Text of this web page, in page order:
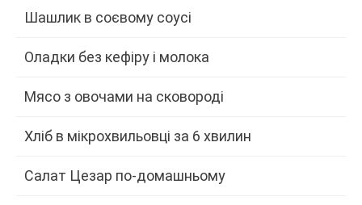
Шашлик в соєвому соусі
Оладки без кефіру і молока
Мясо з овочами на сковороді
Хліб в мікрохвильовці за 6 хвилин
Салат Цезар по-домашньому